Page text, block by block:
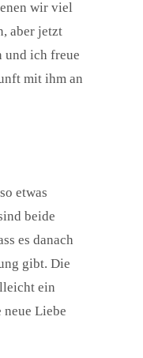
wir viel
aber jetzt
und ich freue
mit ihm an
etwas
beide
es danach
gibt. Die
ein
neue Liebe